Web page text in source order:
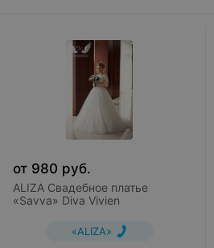
от 980 руб.
ALIZA Свадебное платье
«Savva» Diva Vivien
«ALIZA»